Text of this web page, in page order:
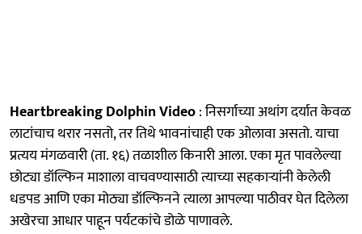
Heartbreaking Dolphin Video: निसर्गाच्या अथांग दर्यात केवळ
लाटांचाच थरार नसतो, तर तिथे भावनांचाही एक ओलावा असतो. याचा
प्रत्यय मंगळवारी (ता. १६) तळाशील किनारी आला. एका मृत पावलेल्या
छोट्या डॉल्फिन माशाला वाचवण्यासाठी त्याच्या सहकाऱ्यांनी केलेली
धडपड आणि एका मोठ्या डॉल्फिनने त्याला आपल्या पाठीवर घेत दिलेला
अखेरचा आधार पाहून पर्यटकांचे डोळे पाणावले.